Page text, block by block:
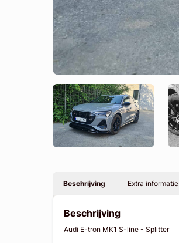
Beschrijving Extra informatie
Beschrijving
Audi E-tron MK1 S-line - Splitter